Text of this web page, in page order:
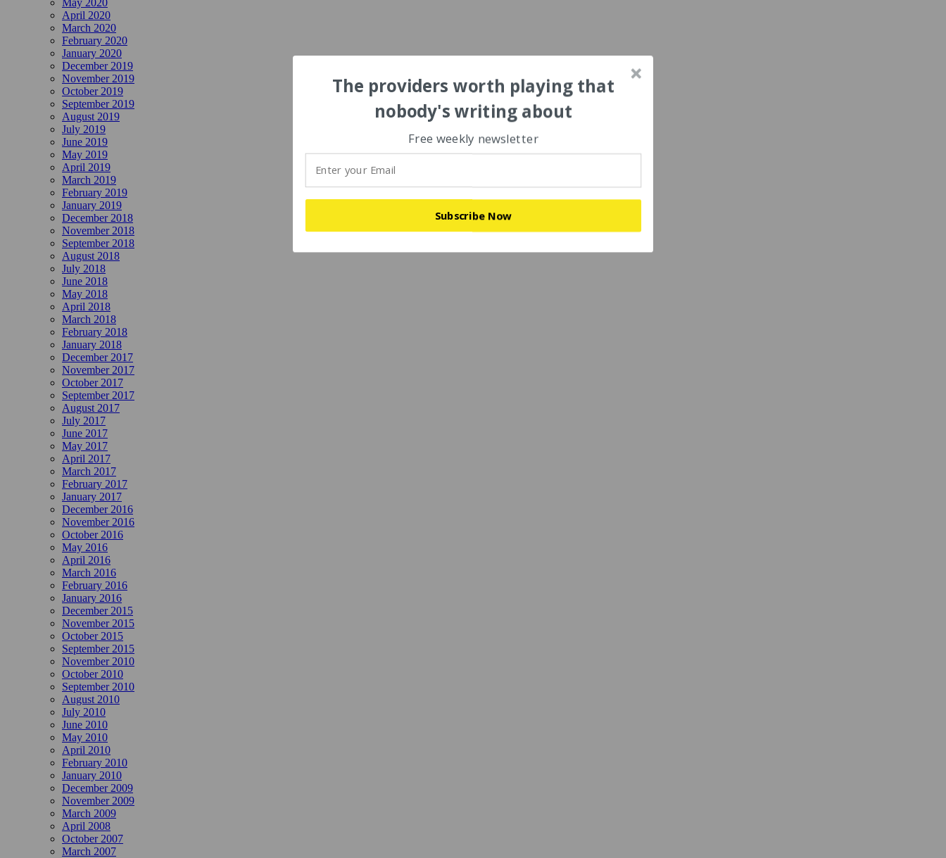
April 2020
March 2020
February 2020
January 2020
December 2019
November 2019
October 2019
September 2019
August 2019
July 2019
June 2019
May 2019
April 2019
March 2019
February 2019
January 2019
December 2018
November 2018
September 2018
August 2018
July 2018
June 2018
May 2018
April 2018
March 2018
February 2018
January 2018
December 2017
November 2017
October 2017
September 2017
August 2017
July 2017
June 2017
May 2017
April 2017
March 2017
February 2017
January 2017
December 2016
November 2016
October 2016
May 2016
April 2016
March 2016
February 2016
January 2016
December 2015
November 2015
October 2015
September 2015
November 2010
October 2010
September 2010
August 2010
July 2010
June 2010
May 2010
April 2010
February 2010
January 2010
December 2009
November 2009
March 2009
April 2008
October 2007
March 2007
The providers worth playing that
nobody's writing about
Subscribe Now
Free weekly newsletter